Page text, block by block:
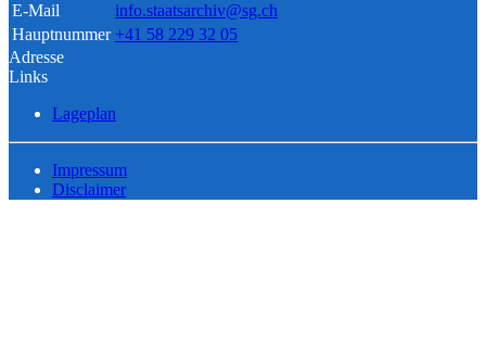
E-Mail
info.staatsarchiv@sg.ch
Hauptnummer +41 58 229 32 05
Adresse
Links
Lageplan
Impressum
Disclaimer